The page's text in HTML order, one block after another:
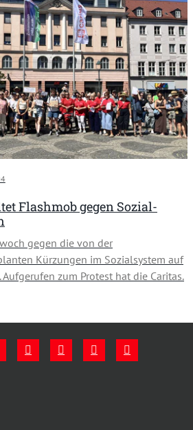
Flashmob gegen Sozial-
gegen die von der
Kürzungen im Sozialsystem auf
zum Protest hat die Caritas.